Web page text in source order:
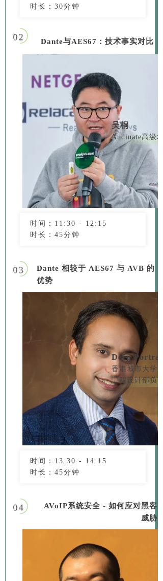
时长：30分钟
02 Dante与AES67：技术事实对比
吴桐
Audinate高级
时间：11:30 - 12:15
时长：45分钟
03
Dante 相较于 AES67 与 AVB 的
优势
Deep Portrait
香港城市大学
工程设计部负责
时间：13:30 - 14:15
时长：45分钟
04
AVoIP系统安全 - 如何应对黑客
威胁